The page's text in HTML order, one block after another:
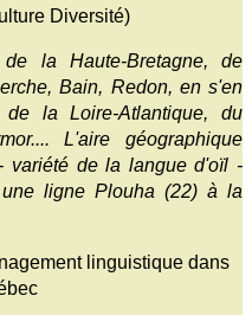
Diversité)
la Haute-Bretagne, de
Bain, Redon, en s'en
la Loire-Atlantique, du
L'aire géographique
variété de la langue d'oïl -
ligne Plouha (22) à la
linguistique dans